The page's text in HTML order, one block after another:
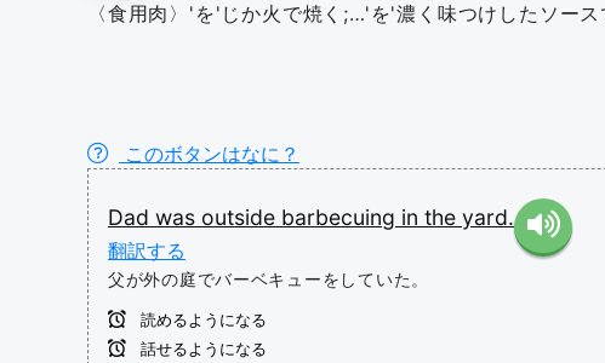
〈食用肉〉'を'じか火で焼く;…'を'濃く味つけしたソース
このボタンはなに？
Dad was outside barbecuing in the yard.
翻訳する
父が外の庭でバーベキューをしていた。
読めるようになる
話せるようになる